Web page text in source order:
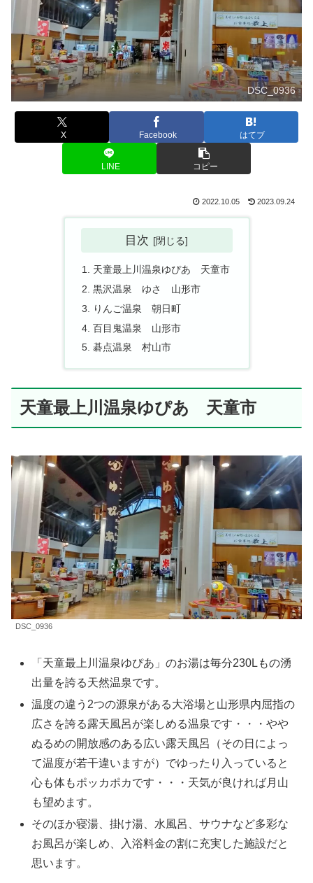
DSC_0936
X Facebook はてブ
LINE コピー
2022.10.05 2023.09.24
目次
天童最上川温泉ゆぴあ 天童市
黒沢温泉 ゆさ 山形市
りんご温泉 朝日町
百目鬼温泉 山形市
碁点温泉 村山市
天童最上川温泉ゆぴあ 天童市
DSC_0936
「天童最上川温泉ゆぴあ」のお湯は毎分230Lもの湧
出量を誇る天然温泉です。
温度の違う2つの源泉がある大浴場と山形県内屈指の
広さを誇る露天風呂が楽しめる温泉です・・・やや
ぬるめの開放感のある広い露天風呂（その日によっ
て温度が若干違いますが）でゆったり入っていると
心も体もポッカポカです・・・天気が良ければ月山
も望めます。
そのほか寝湯、掛け湯、水風呂、サウナなど多彩な
お風呂が楽しめ、入浴料金の割に充実した施設だと
思います。